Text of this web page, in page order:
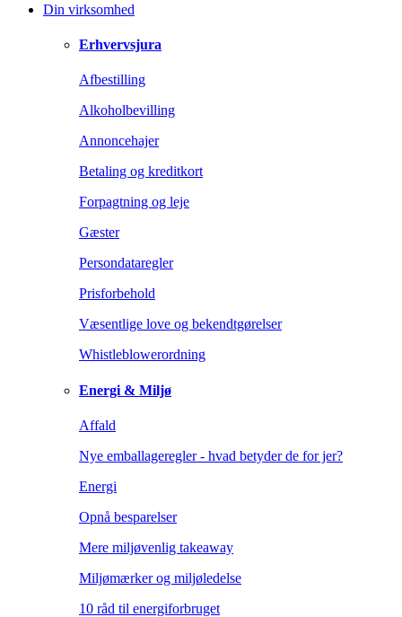
Din virksomhed
Erhvervsjura
Afbestilling
Alkoholbevilling
Annoncehajer
Betaling og kreditkort
Forpagtning og leje
Gæster
Persondataregler
Prisforbehold
Væsentlige love og bekendtgørelser
Whistleblowerordning
Energi & Miljø
Affald
Nye emballageregler - hvad betyder de for jer?
Energi
Opnå besparelser
Mere miljøvenlig takeaway
Miljømærker og miljøledelse
10 råd til energiforbruget